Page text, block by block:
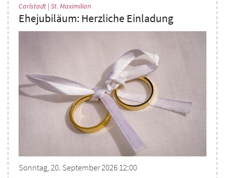
Carlstadt | St. Maximilian:
Ehejubiläum: Herzliche Einladung
Sonntag, 20. September 2026 12:00